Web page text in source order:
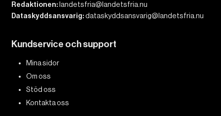
Redaktionen: landetsfria@landetsfria.nu
Dataskyddsansvarig:dataskyddsansvarig@landetsfria.nu
Kundservice och support
Mina sidor
Om oss
Stöd oss
Kontakta oss